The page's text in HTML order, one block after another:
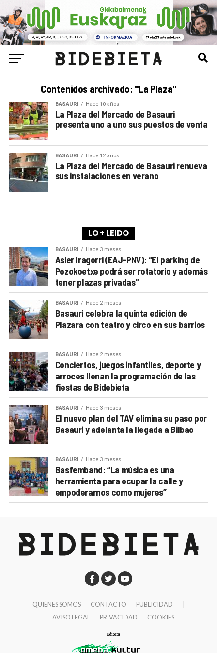
Contenidos archivado: "La Plaza"
BASAURI Hace 10 años
La Plaza del Mercado de Basauri
presenta uno a uno sus puestos de venta
BASAURI Hace 12 años
La Plaza del Mercado de Basauri renueva
sus instalaciones en verano
LO + LEIDO
BASAURI Hace 3 meses
Asier Iragorri (EAJ-PNV): “El parking de
Pozokoetxe podrá ser rotatorio y además
tener plazas privadas”
BASAURI Hace 2 meses
Basauri celebra la quinta edición de
Plazara con teatro y circo en sus barrios
BASAURI Hace 2 meses
Conciertos, juegos infantiles, deporte y
arroces llenan la programación de las
fiestas de Bidebieta
BASAURI Hace 3 meses
El nuevo plan del TAV elimina su paso por
Basauri y adelanta la llegada a Bilbao
BASAURI Hace 3 meses
Basfemband: “La música es una
herramienta para ocupar la calle y
empoderarnos como mujeres”
QUIÉNES SOMOS CONTACTO PUBLICIDAD
AVISO LEGAL
PRIVACIDAD COOKIES